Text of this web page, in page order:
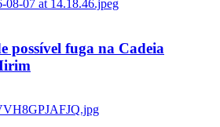
possível fuga na Cadeia